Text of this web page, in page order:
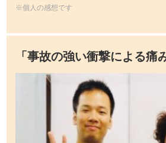
※個人の感想です
「事故の強い衝撃による痛